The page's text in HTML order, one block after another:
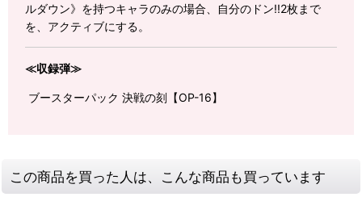
ルダウン》を持つキャラのみの場合、自分のドン!!2枚まで
を、アクティブにする。
≪収録弾≫
ブースターパック 決戦の刻【OP-16】
この商品を買った人は、こんな商品も買っています